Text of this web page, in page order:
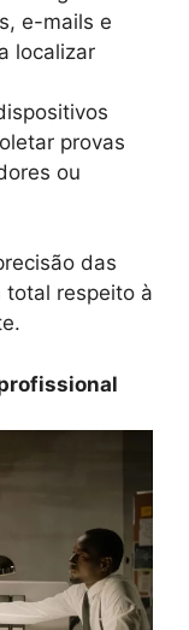
e-mails e
localizar
provas
ou
das
total respeito à